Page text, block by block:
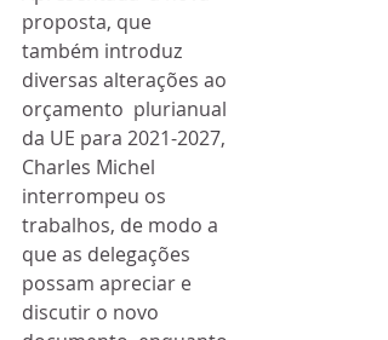
proposta, que
também introduz
diversas alterações ao
orçamento  plurianual
da UE para 2021-2027,
Charles Michel
interrompeu os
trabalhos, de modo a
que as delegações
possam apreciar e
discutir o novo